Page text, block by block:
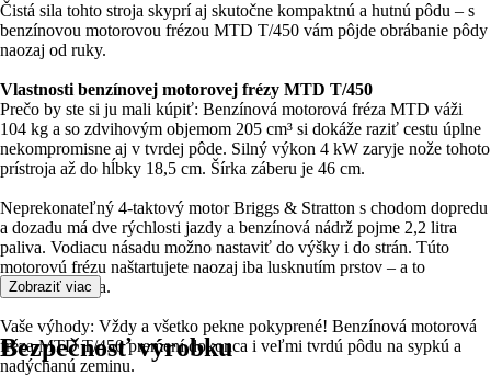
Čistá sila tohto stroja skyprí aj skutočne kompaktnú a hutnú pôdu – s
benzínovou motorovou frézou MTD T/450 vám pôjde obrábanie pôdy
naozaj od ruky.
Vlastnosti benzínovej motorovej frézy MTD T/450
Prečo by ste si ju mali kúpiť: Benzínová motorová fréza MTD váži
104 kg a so zdvihovým objemom 205 cm³ si dokáže raziť cestu úplne
nekompromisne aj v tvrdej pôde. Silný výkon 4 kW zaryje nože tohoto
prístroja až do hĺbky 18,5 cm. Šírka záberu je 46 cm.
Neprekonateľný 4-taktový motor Briggs & Stratton s chodom dopredu
a dozadu má dve rýchlosti jazdy a benzínová nádrž pojme 2,2 litra
paliva. Vodiacu násadu možno nastaviť do výšky i do strán. Túto
motorovú frézu naštartujete naozaj iba lusknutím prstov – a to
pomocou lanka.
Vaše výhody: Vždy a všetko pekne pokyprené! Benzínová motorová
fréza MTD T/450 premení dokonca i veľmi tvrdú pôdu na sypkú a
nadýchanú zeminu.
Zobraziť viac
Bezpečnosť výrobku